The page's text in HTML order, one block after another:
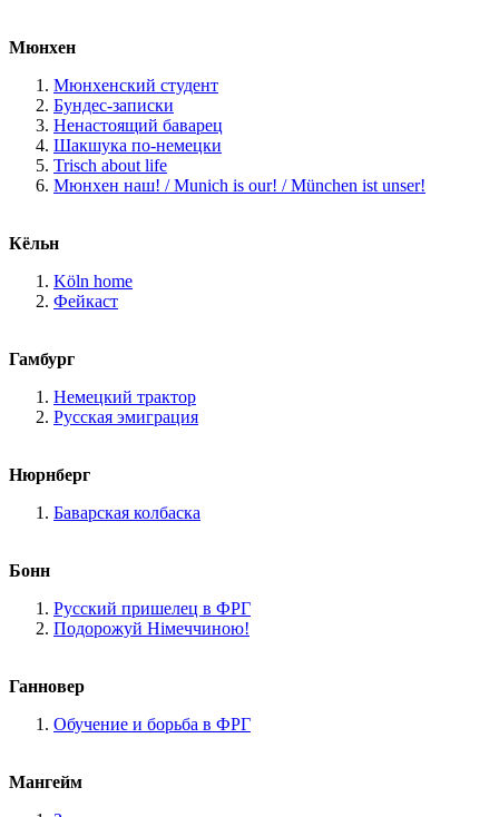
Мюнхен
Мюнхенский студент
Бундес-записки
Ненастоящий баварец
Шакшука по-немецки
Trisch about life
Мюнхен наш! / Munich is our! / München ist unser!
Кёльн
Köln home
Фейкаст
Гамбург
Немецкий трактор
Русская эмиграция
Нюрнберг
Баварская колбаска
Бонн
Русский пришелец в ФРГ
Подорожуй Німеччиною!
Ганновер
Обучение и борьба в ФРГ
Мангейм